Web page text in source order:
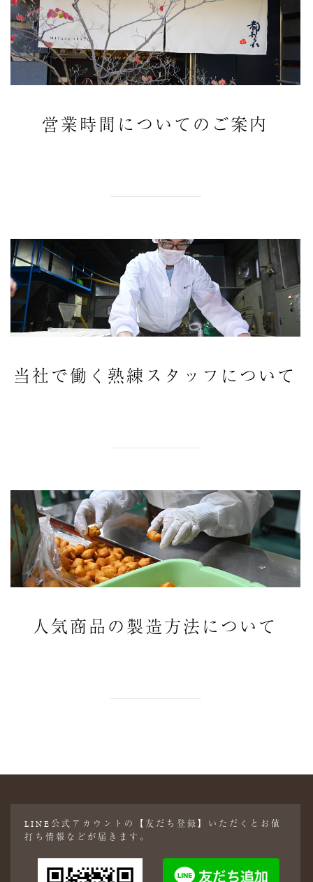
営業時間についてのご案内
当社で働く熟練スタッフについて
人気商品の製造方法について
LINE公式アカウントの【友だち登録】いただくとお値
打ち情報などが届きます。